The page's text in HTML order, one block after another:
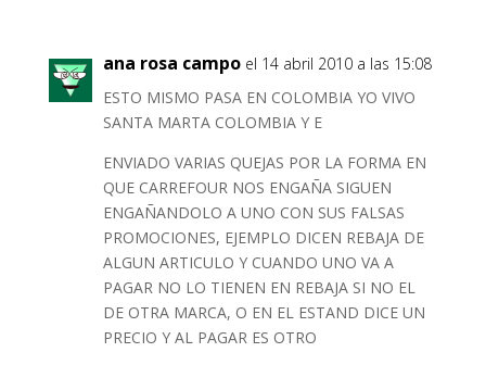
ana rosa campo el 14 abril 2010 a las 15:08
ESTO MISMO PASA EN COLOMBIA YO VIVO
SANTA MARTA COLOMBIA Y E
ENVIADO VARIAS QUEJAS POR LA FORMA EN
QUE CARREFOUR NOS ENGAÑA SIGUEN
ENGAÑANDOLO A UNO CON SUS FALSAS
PROMOCIONES, EJEMPLO DICEN REBAJA DE
ALGUN ARTICULO Y CUANDO UNO VA A
PAGAR NO LO TIENEN EN REBAJA SI NO EL
DE OTRA MARCA, O EN EL ESTAND DICE UN
PRECIO Y AL PAGAR ES OTRO